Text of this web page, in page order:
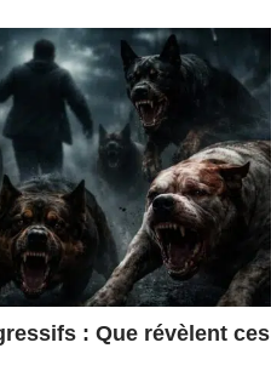
: Que révèlent ces